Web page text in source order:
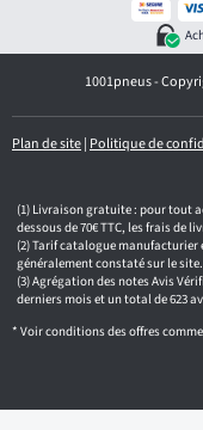
i
l
1001pneus -
Plan de site| Politique de
Livraison gratuite : pour tout
dessous de 70€ TTC, les frais de
Tarif catalogue manufacturier
généralement constaté sur le site.
Agrégation des notes Avis
derniers mois et un total de 623
* Voir conditions des offres